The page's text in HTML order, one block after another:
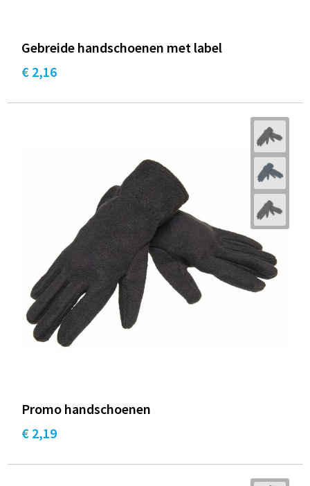
Gebreide handschoenen met label
€ 2,16
Promo handschoenen
€ 2,19